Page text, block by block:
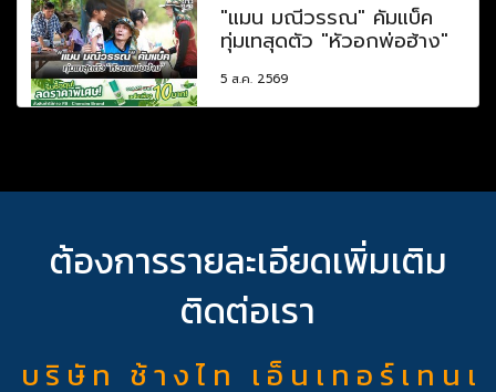
"แมน มณีวรรณ" คัมแบ็ค
ทุ่มเทสุดตัว "หัวอกพ่อฮ้าง"
5 ส.ค. 2569
ต้องการรายละเอียดเพิ่มเติม
ติดต่อเรา
บ ริ ษั ท ช้ า ง ไ ท เ อ็ น เ ท อ ร์ เ ท น เ